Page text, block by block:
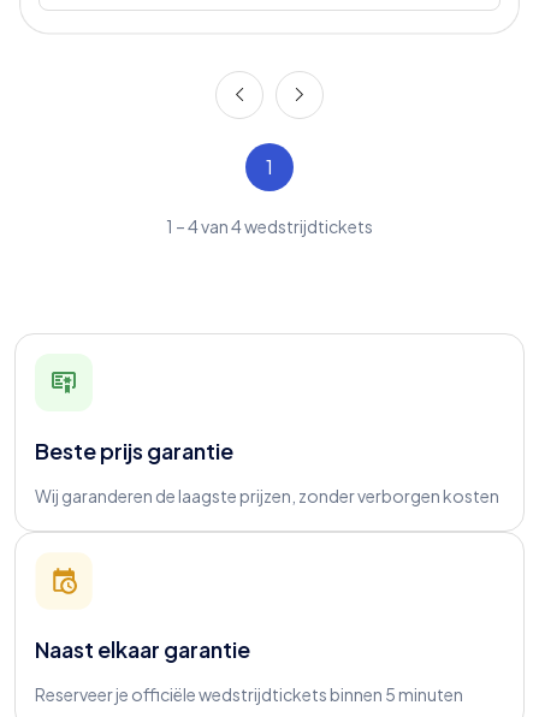
1
1 –4van4wedstrijdtickets
Beste prijs garantie
Wij garanderen de laagste prijzen, zonder verborgen kosten
Naast elkaar garantie
Reserveer je officiële wedstrijdtickets binnen 5 minuten